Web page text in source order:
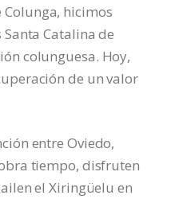
Colunga, hicimos
Catalina de
colunguesa. Hoy,
de un valor
entre Oviedo,
tiempo, disfruten
el Xiringüelu en